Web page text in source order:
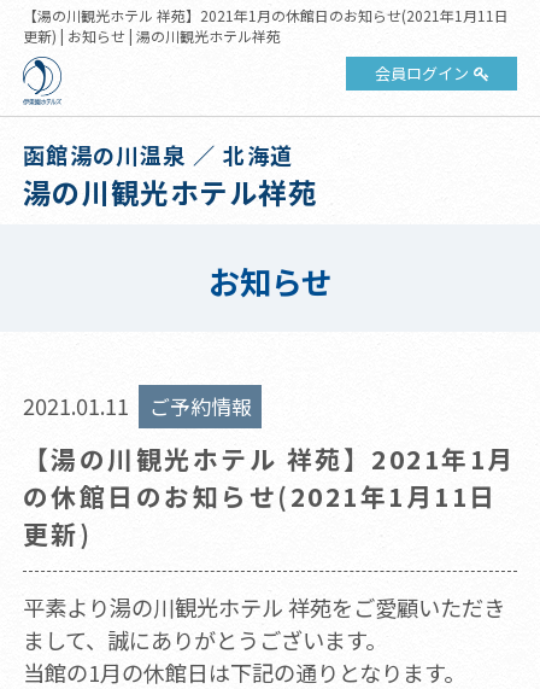
【湯の川観光ホテル 祥苑】2021年1月の休館日のお知らせ(2021年1月11日
更新) | お知らせ | 湯の川観光ホテル祥苑
会員ログイン
函館湯の川温泉 ／ 北海道
湯の川観光ホテル祥苑
お知らせ
2021.01.11 ご予約情報
【湯の川観光ホテル 祥苑】2021年1月
の休館日のお知らせ(2021年1月11日
更新)
平素より湯の川観光ホテル 祥苑をご愛顧いただき
まして、誠にありがとうございます。
当館の1月の休館日は下記の通りとなります。